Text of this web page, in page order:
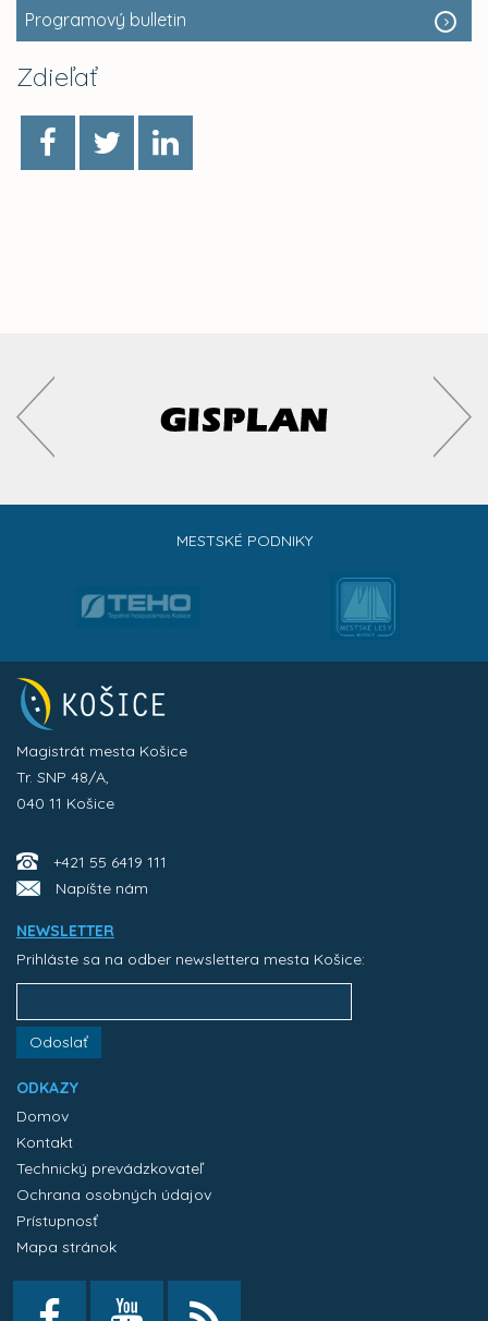
Programový bulletin
Zdieľať
MESTSKÉ PODNIKY
Magistrát mesta Košice
Tr. SNP 48/A,
040 11 Košice
+421 55 6419 111
Napíšte nám
NEWSLETTER
Prihláste sa na odber newslettera mesta Košice:
Odoslať
ODKAZY
Domov
Kontakt
Technický prevádzkovateľ
Ochrana osobných údajov
Prístupnosť
Mapa stránok